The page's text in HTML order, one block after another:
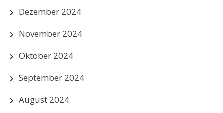
Dezember 2024
November 2024
Oktober 2024
September 2024
August 2024